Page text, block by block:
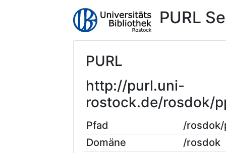
PURL
PURL
http://purl.uni-
rostock.de/rosdok/
Pfad
/
Domäne
/rosdok